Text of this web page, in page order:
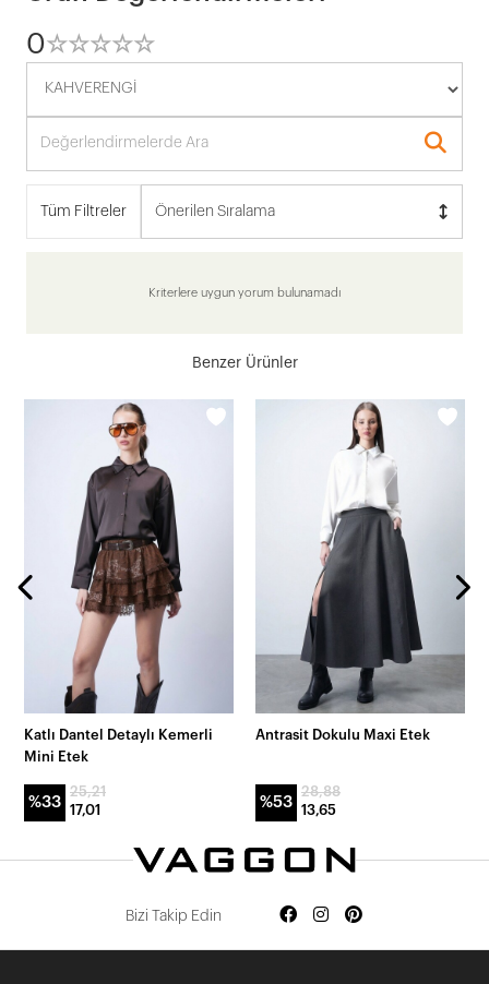
0☆☆☆☆☆
★★★★★
Tüm Filtreler Önerilen Sıralama
Kriterlere uygun yorum bulunamadı
Benzer Ürünler
Katlı Dantel Detaylı Kemerli
Mini Etek
%33
25,21
17,01
Antrasit Dokulu Maxi Etek
%53
28,88
13,65
Bizi Takip Edin